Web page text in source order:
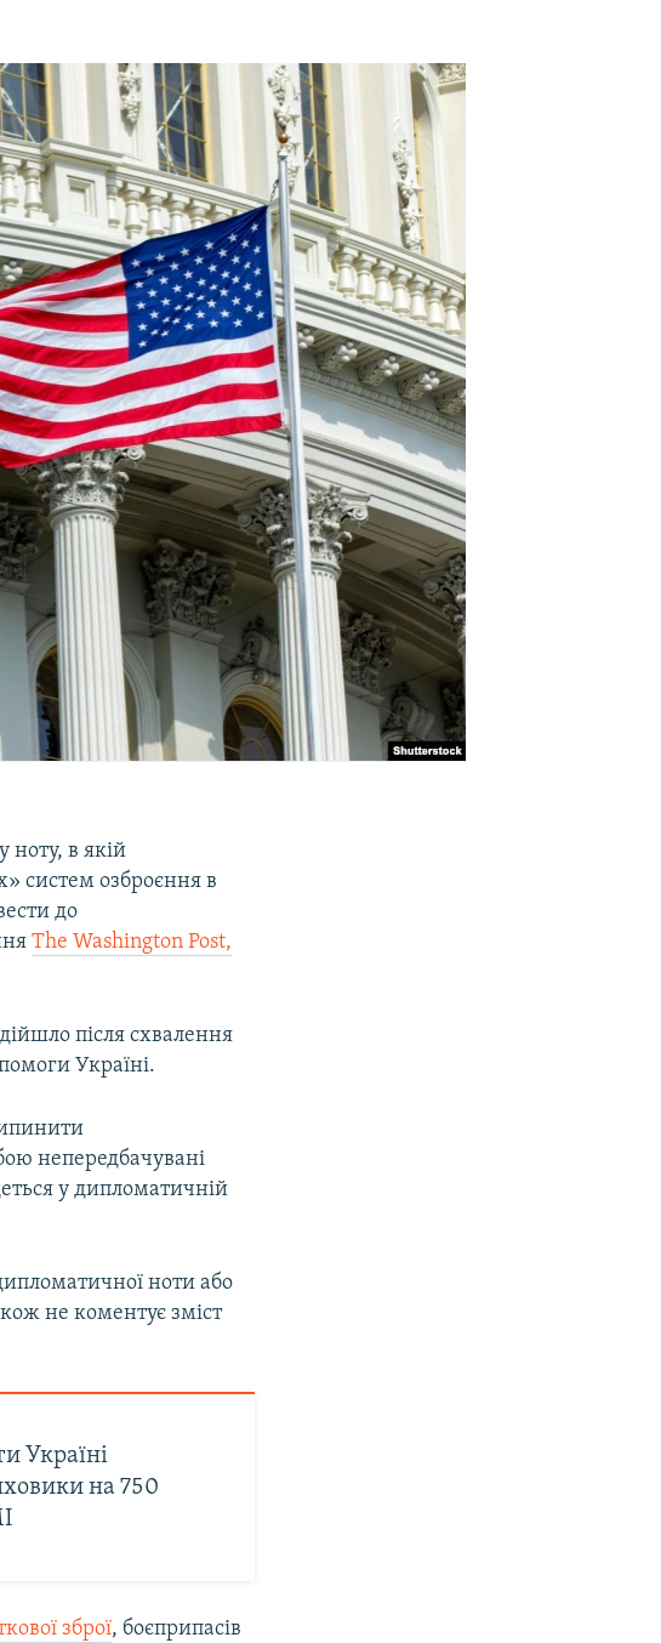
ноту, в якій
систем озброєння в
до
The Washington Post,
після схвалення
Україні.
непередбачувані
у дипломатичній
ноти або
не коментує зміст
Україні
на 750
зброї, боєприпасів